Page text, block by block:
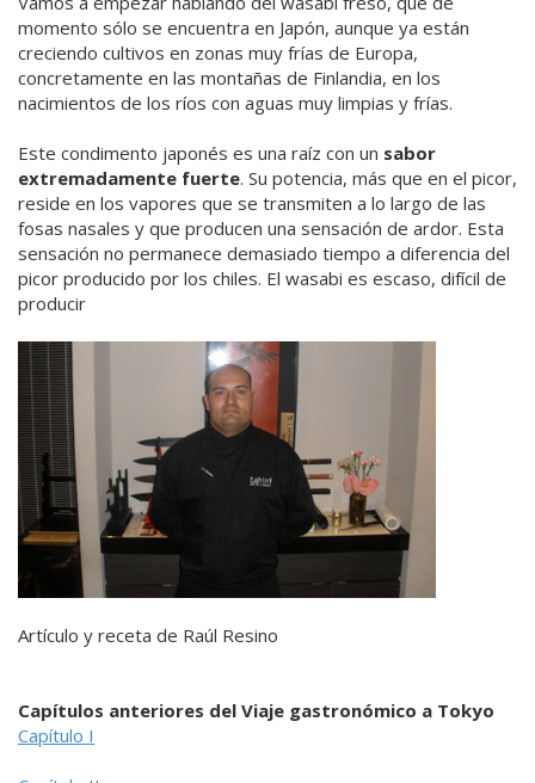
momento sólo se encuentra en Japón, aunque ya están
creciendo cultivos en zonas muy frías de Europa,
concretamente en las montañas de Finlandia, en los
nacimientos de los ríos con aguas muy limpias y frías.
Este condimento japonés es una raíz con un sabor
extremadamente fuerte. Su potencia, más que en el picor,
reside en los vapores que se transmiten a lo largo de las
fosas nasales y que producen una sensación de ardor. Esta
sensación no permanece demasiado tiempo a diferencia del
picor producido por los chiles. El wasabi es escaso, difícil de
producir
Artículo y receta de Raúl Resino
Capítulos anteriores del Viaje gastronómico a Tokyo
Capítulo I